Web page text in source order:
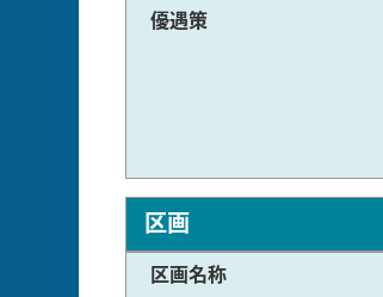
優遇策
区画
区画名称